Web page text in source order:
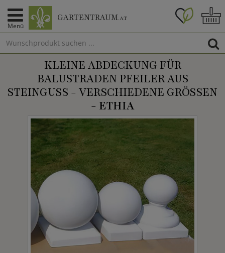
Menü
GARTENTRAUM.AT
KLEINE ABDECKUNG FÜR
BALUSTRADEN PFEILER AUS
STEINGUSS - VERSCHIEDENE GRÖSSEN -
ETHIA